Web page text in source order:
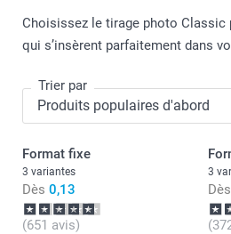
Choisissez le tirage photo Classic
qui s’insèrent parfaitement dans
Trier par
Format fixe
3 variantes
Dès 0,13
(651 avis)
3
Dès